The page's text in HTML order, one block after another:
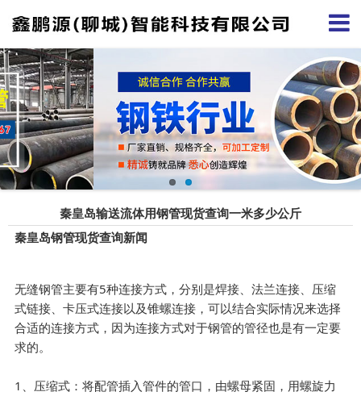
秦皇岛输送流体用钢管现货查询一米多少公斤
秦皇岛钢管现货查询新闻
无缝钢管主要有5种连接方式，分别是焊接、法兰连接、压缩
式链接、卡压式连接以及锥螺连接，可以结合实际情况来选择
合适的连接方式，因为连接方式对于钢管的管径也是有一定要
求的。
1、压缩式：将配管插入管件的管口，由螺母紧固，用螺旋力